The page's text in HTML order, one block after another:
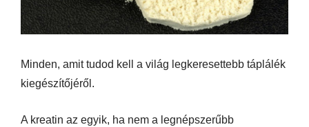
Minden, amit tudod kell a világ legkeresettebb táplálék
kiegészítőjéről.
A kreatin az egyik, ha nem a legnépszerűbb